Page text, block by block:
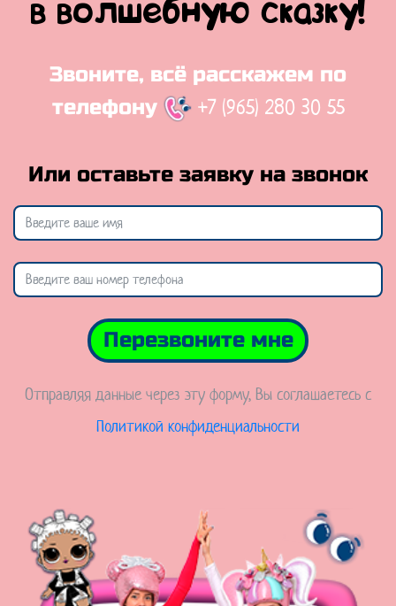
в волшебную сказку!
Звоните, всё расскажем по
телефону
+7 (965) 280 30 55
Или оставьте заявку на звонок
Перезвоните мне
Отправляя данные через эту форму, Вы соглашаетесь с
Политикой конфиденциальности